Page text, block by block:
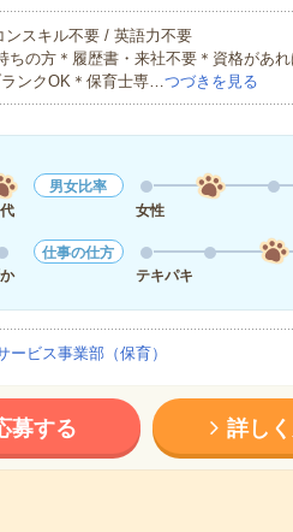
スキル不要 / 英語力不要
ちの方＊履歴書・来社不要＊資格があ
ンクOK＊保育士専…つづきを見る
男女比率
女性
仕事の仕方
テキパキ
ビス事業部（保育）
募する 詳し